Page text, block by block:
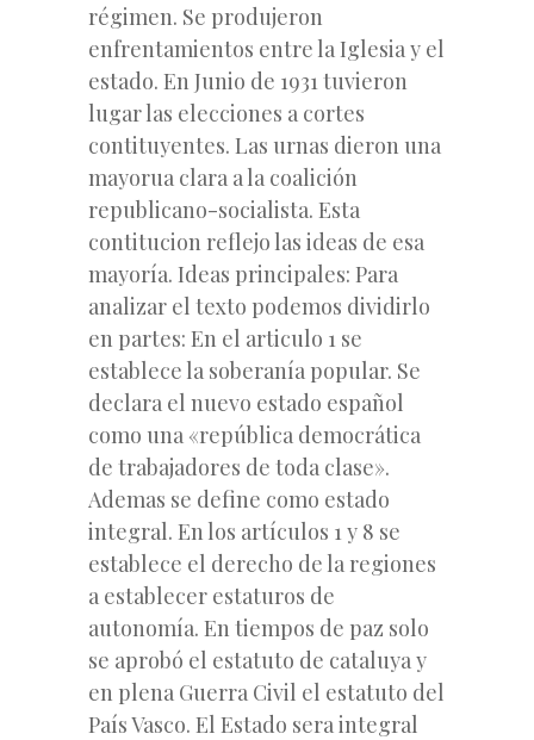
régimen. Se produjeron
enfrentamientos entre la Iglesia y el
estado. En Junio de 1931 tuvieron
lugar las elecciones a cortes
contituyentes. Las urnas dieron una
mayorua clara a la coalición
republicano-socialista. Esta
contitucion reflejo las ideas de esa
mayoría. Ideas principales: Para
analizar el texto podemos dividirlo
en partes: En el articulo 1 se
establece la soberanía popular. Se
declara el nuevo estado español
como una «república democrática
de trabajadores de toda clase».
Ademas se define como estado
integral. En los artículos 1 y 8 se
establece el derecho de la regiones
a establecer estaturos de
autonomía. En tiempos de paz solo
se aprobó el estatuto de cataluya y
en plena Guerra Civil el estatuto del
País Vasco. El Estado sera integral